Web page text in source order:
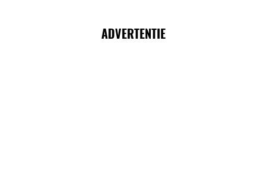
ADVERTENTIE